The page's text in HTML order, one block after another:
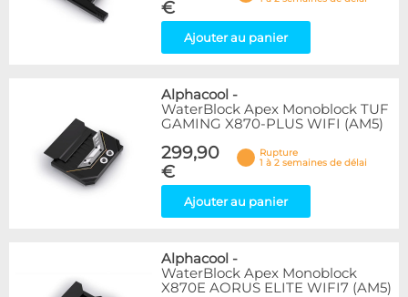
€
Ajouter au panier
Alphacool -
WaterBlock Apex Monoblock TUF
GAMING X870-PLUS WIFI (AM5)
299,90
€
Rupture
1 à 2 semaines de délai
Ajouter au panier
Alphacool -
WaterBlock Apex Monoblock
X870E AORUS ELITE WIFI7 (AM5)